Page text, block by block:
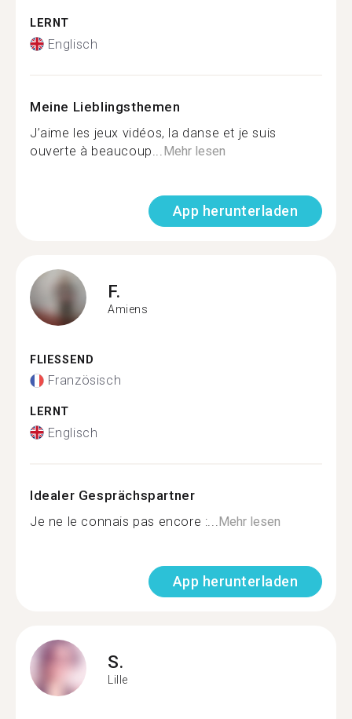
LERNT
Englisch
Meine Lieblingsthemen
J’aime les jeux vidéos, la danse et je suis
ouverte à beaucoup... Mehr lesen
App herunterladen
F.
Amiens
FLIESSEND
Französisch
LERNT
Englisch
Idealer Gesprächspartner
Je ne le connais pas encore :... Mehr lesen
App herunterladen
S.
Lille